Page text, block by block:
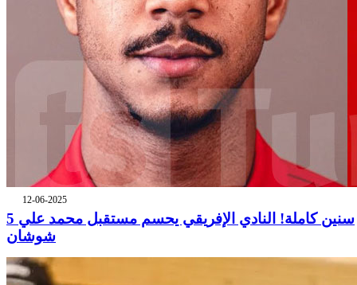
12-06-2025
5 سنين كاملة! النادي الإفريقي يحسم مستقبل محمد علي
شوشان